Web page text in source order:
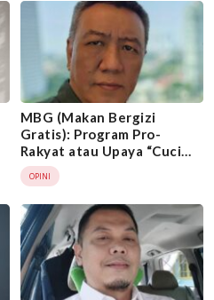
MBG (Makan Bergizi
Gratis): Program Pro-
Rakyat atau Upaya “Cuci
Gudang” Barang Bukti
KERUGIAN NEGARA?
OPINI